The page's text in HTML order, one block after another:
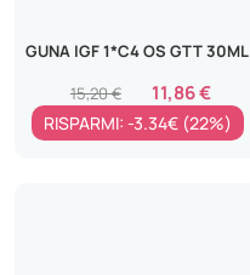
GUNA IGF 1*C4 OS GTT 30ML
11,86 €
15,20 €
RISPARMI: -3.34€ (22%)